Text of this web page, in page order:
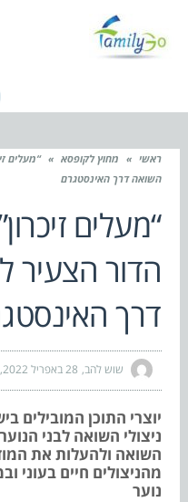
ראשי » מחוץ לקופסא » “מעלים
השואה דרך האינסטגרם
“מעלים
הדור הצעיר
דרך
שוש להב 28 באפריל 2022
יוצרי התוכן המובילים
ניצולי השואה לבני
השואה ולהעלות את
מהניצולים חיים בעוני
נוער